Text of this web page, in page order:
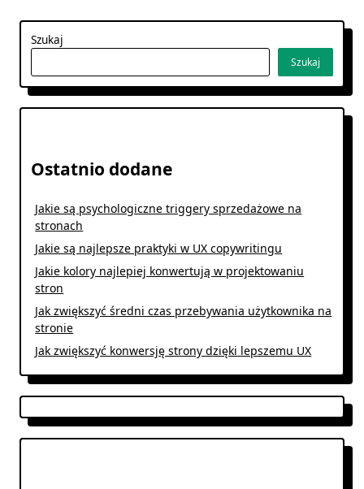
Szukaj
Szukaj
Ostatnio dodane
Jakie są psychologiczne triggery sprzedażowe na
stronach
Jakie są najlepsze praktyki w UX copywritingu
Jakie kolory najlepiej konwertują w projektowaniu
stron
Jak zwiększyć średni czas przebywania użytkownika na
stronie
Jak zwiększyć konwersję strony dzięki lepszemu UX